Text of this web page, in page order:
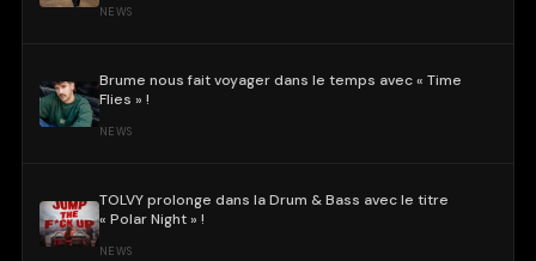
NEWS
Brume nous fait voyager dans le temps avec « Time
Flies » !
NEWS
TOLVY prolonge dans la Drum & Bass avec le titre
« Polar Night » !
NEWS